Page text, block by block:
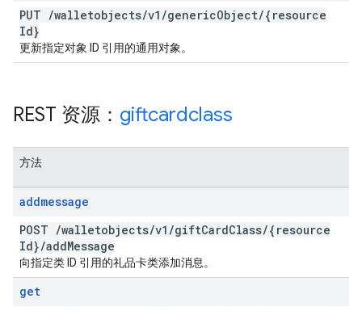
PUT /walletobjects/v1 /genericObject/{resource
Id}
更新指定对象 ID 引用的通用对象。
REST 资源： giftcardclass
方法
addmessage
POST /walletobjects/v1 /giftCardClass/{resource
Id}/addMessage
向指定类 ID 引用的礼品卡类添加消息。
get